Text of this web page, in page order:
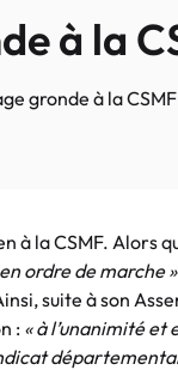
à la
gronde à la CSMF
à la CSMF. Alors
ordre de marche »
suite à son
: « à l’unanimité